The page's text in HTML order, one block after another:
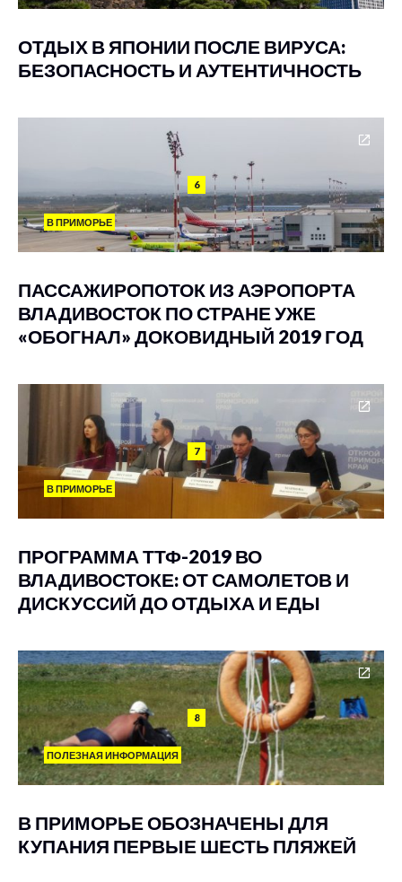
ОТДЫХ В ЯПОНИИ ПОСЛЕ ВИРУСА:
БЕЗОПАСНОСТЬ И АУТЕНТИЧНОСТЬ
6
В ПРИМОРЬЕ
ПАССАЖИРОПОТОК ИЗ АЭРОПОРТА
ВЛАДИВОСТОК ПО СТРАНЕ УЖЕ
«ОБОГНАЛ» ДОКОВИДНЫЙ 2019 ГОД
7
В ПРИМОРЬЕ
ПРОГРАММА ТТФ-2019 ВО
ВЛАДИВОСТОКЕ: ОТ САМОЛЕТОВ И
ДИСКУССИЙ ДО ОТДЫХА И ЕДЫ
8
ПОЛЕЗНАЯ ИНФОРМАЦИЯ
В ПРИМОРЬЕ ОБОЗНАЧЕНЫ ДЛЯ
КУПАНИЯ ПЕРВЫЕ ШЕСТЬ ПЛЯЖЕЙ